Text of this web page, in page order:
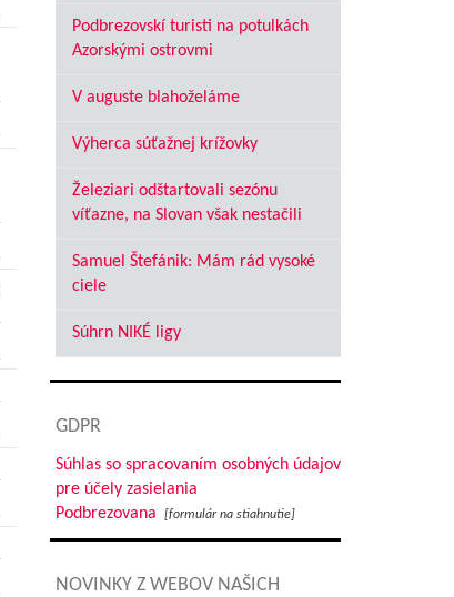
Podbrezovskí turisti na potulkách
Azorskými ostrovmi
V auguste blahoželáme
Výherca súťažnej krížovky
Železiari odštartovali sezónu
víťazne, na Slovan však nestačili
Samuel Štefánik: Mám rád vysoké
ciele
Súhrn NIKÉ ligy
GDPR
Súhlas so spracovaním osobných údajov
pre účely zasielania
Podbrezovana
[formulár na stiahnutie]
NOVINKY Z WEBOV NAŠICH